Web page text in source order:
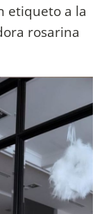
etiqueto a la
rosarina